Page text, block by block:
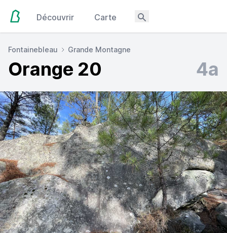
Découvrir Carte
Fontainebleau Grande Montagne
Orange 20 4a